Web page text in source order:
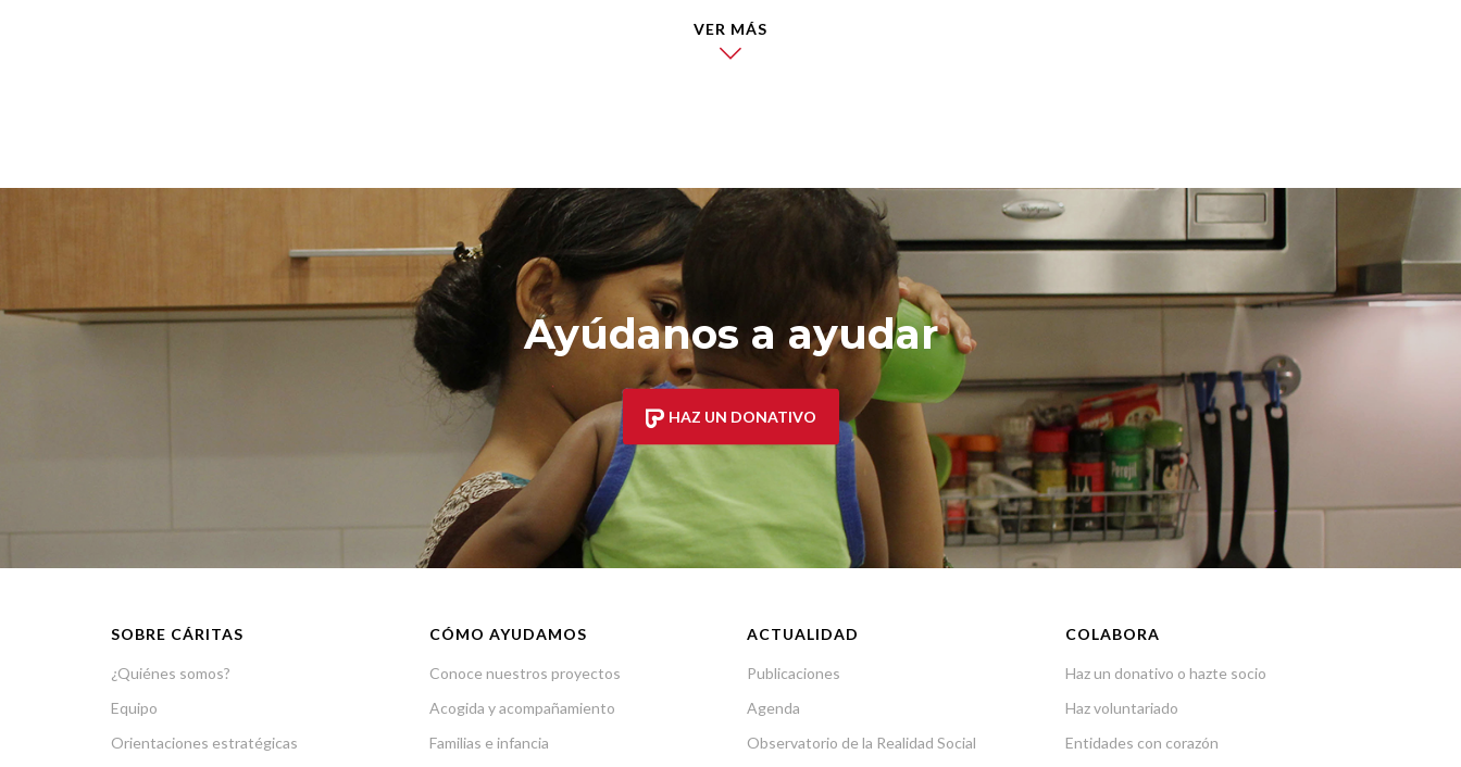
VER MÁS
Ayúdanos a ayudar
HAZ UN DONATIVO
SOBRE CÁRITAS
¿Quiénes somos?
Equipo
Orientaciones estratégicas
CÓMO AYUDAMOS
Conoce nuestros proyectos
Acogida y acompañamiento
Familias e infancia
ACTUALIDAD
Publicaciones
Agenda
Observatorio de la Realidad Social
COLABORA
Haz un donativo o hazte socio
Haz voluntariado
Entidades con corazón